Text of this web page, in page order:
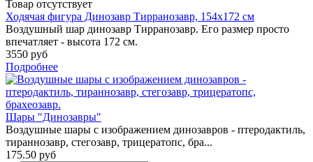
Товар отсутствует
Ходячая фигура Динозавр Тирранозавр, 154х172 см
Воздушный шар динозавр Тирранозавр. Его размер просто
впечатляет - высота 172 см.
3550 руб
Подробнее
Шары "Динозавры"
Воздушные шары с изображением динозавров - птеродактиль,
тираннозавр, стегозавр, трицератопс, бра...
175.50 руб